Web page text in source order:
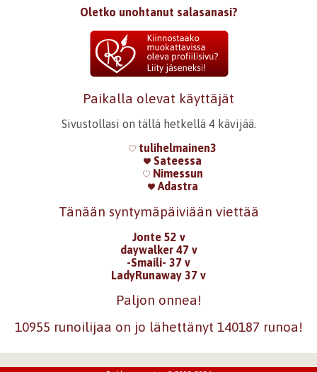
Oletko unohtanut salasanasi?
Paikalla olevat käyttäjät
Sivustollasi on tällä hetkellä 4 kävijää.
tulihelmainen3
Sateessa
Nimessun
Adastra
Tänään syntymäpäiviään viettää
Jonte 52 v
daywalker 47 v
-Smaili- 37 v
LadyRunaway 37 v
Paljon onnea!
10955 runoilijaa on jo lähettänyt 140187 runoa!